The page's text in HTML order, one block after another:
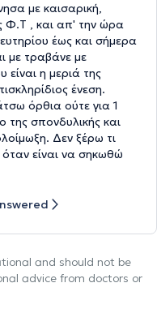
με καισαρική,
Φ.Τ , και απ' την ώρα
έως και σήμερα
με τραβάνε με
είναι η μεριά της
ένεση.
όρθια ούτε για 1
σπονδυλικής και
Δεν ξέρω τι
είναι να σηκωθώ
and should not be
advice from doctors or